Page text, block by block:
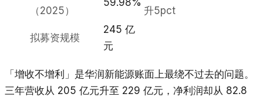
（2025）
升5pct
拟募资规模
245 亿
元
「增收不增利」是华润新能源账面上最绕不过去的问题。
三年营收从 205 亿元升至 229 亿元，净利润却从 82.8